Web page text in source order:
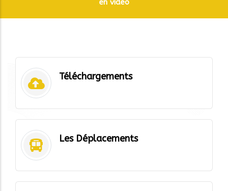
en vidéo
Téléchargements
Les Déplacements